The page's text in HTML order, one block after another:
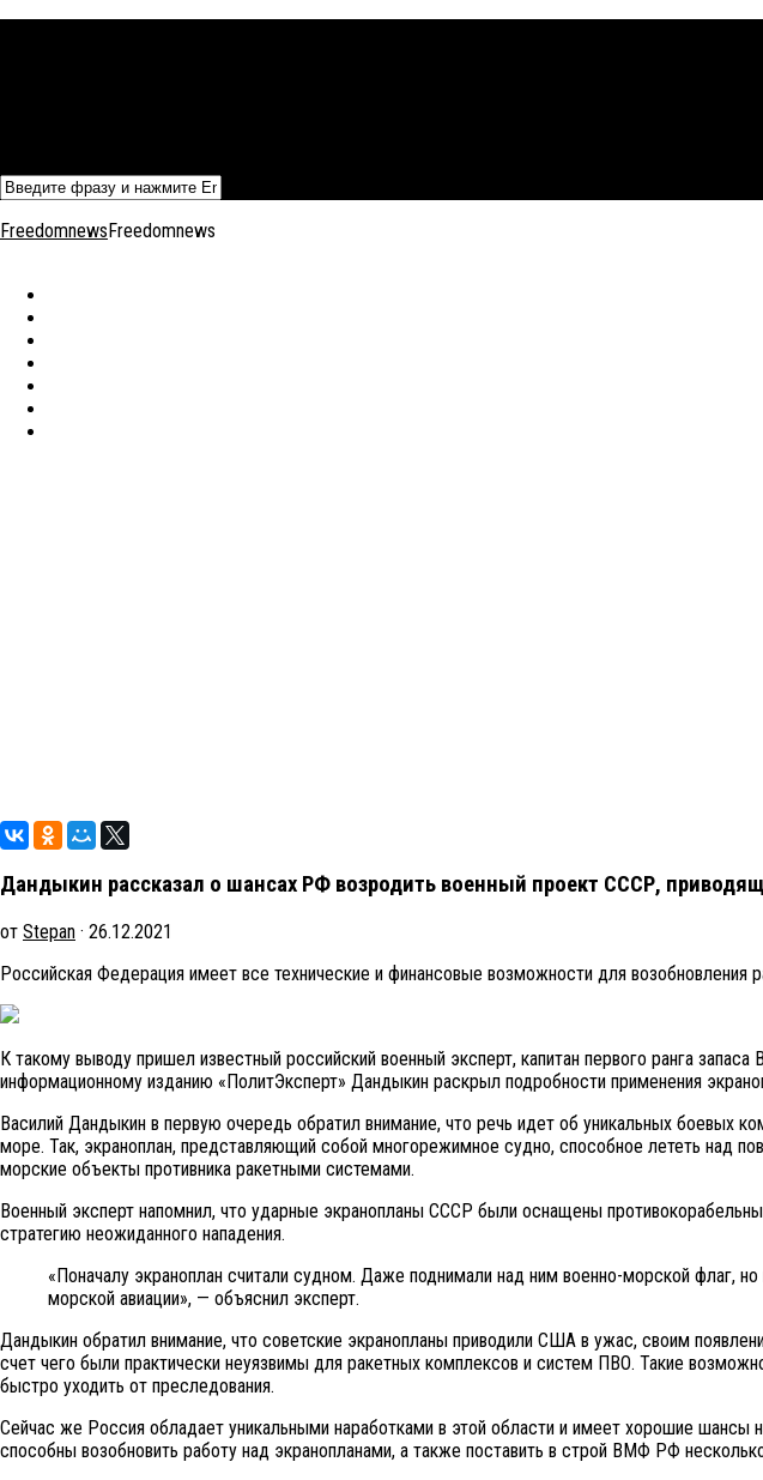
FreedomnewsFreedomnews
Дандыкин рассказал о шансах РФ возродить военный проект СССР,
от Stepan · 26.12.2021
Российская Федерация имеет все технические и финансовые возможности для
К такому выводу пришел известный российский военный эксперт, капитан первого ранга
информационному изданию «ПолитЭксперт» Дандыкин раскрыл подробности применения
Василий Дандыкин в первую очередь обратил внимание, что речь идет об уникальных боевых
море. Так, экраноплан, представляющий собой многорежимное судно, способное лететь над
морские объекты противника ракетными системами.
Военный эксперт напомнил, что ударные экранопланы СССР были оснащены
стратегию неожиданного нападения.
«Поначалу экраноплан считали судном. Даже поднимали над ним военно-морской флаг,
морской авиации», — объяснил эксперт.
Дандыкин обратил внимание, что советские экранопланы приводили США в ужас, своим
счет чего были практически неуязвимы для ракетных комплексов и систем ПВО. Такие
быстро уходить от преследования.
Сейчас же Россия обладает уникальными наработками в этой области и имеет хорошие
способны возобновить работу над экранопланами, а также поставить в строй ВМФ РФ